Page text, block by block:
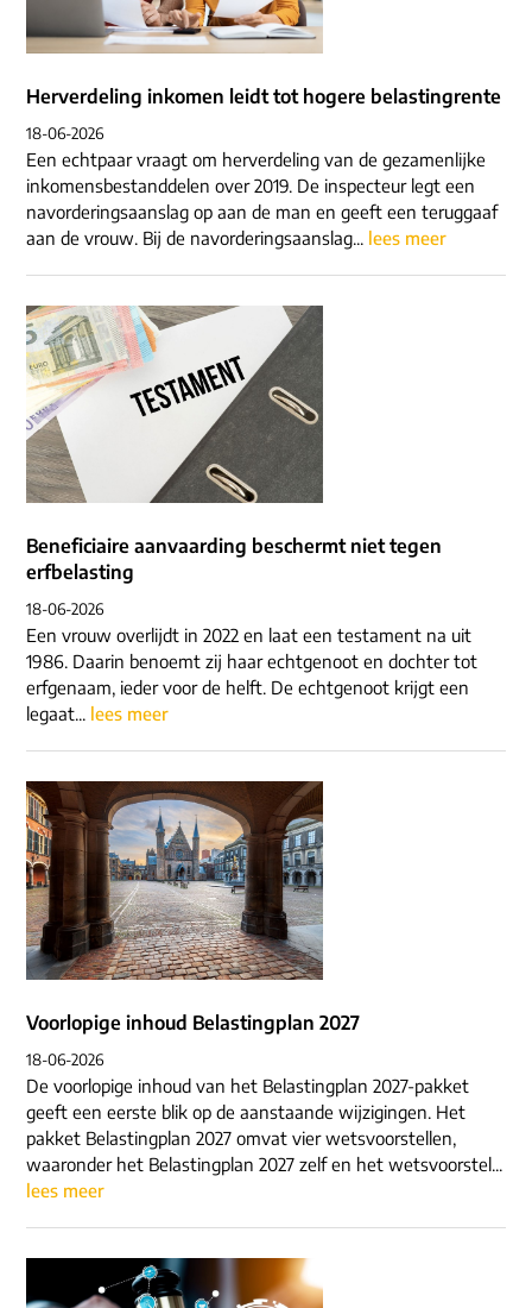
Herverdeling inkomen leidt tot hogere belastingrente
18-06-2026
Een echtpaar vraagt om herverdeling van de gezamenlijke
inkomensbestanddelen over 2019. De inspecteur legt een
navorderingsaanslag op aan de man en geeft een teruggaaf
aan de vrouw. Bij de navorderingsaanslag... lees meer
Beneficiaire aanvaarding beschermt niet tegen
erfbelasting
18-06-2026
Een vrouw overlijdt in 2022 en laat een testament na uit
1986. Daarin benoemt zij haar echtgenoot en dochter tot
erfgenaam, ieder voor de helft. De echtgenoot krijgt een
legaat... lees meer
Voorlopige inhoud Belastingplan 2027
18-06-2026
De voorlopige inhoud van het Belastingplan 2027-pakket
geeft een eerste blik op de aanstaande wijzigingen. Het
pakket Belastingplan 2027 omvat vier wetsvoorstellen,
waaronder het Belastingplan 2027 zelf en het wetsvoorstel...
lees meer